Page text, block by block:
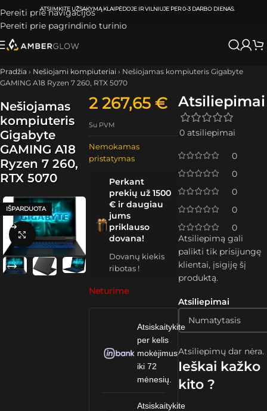
Pereiti prie navigacijos
Pereiti prie pagrindinio turinio
ATSIIMKITE UŽSAKYMĄKLAIPĖDOJE IR VILNIUJEPER0-3 DARBO DIENAS.
Pradžia › Nešiojami kompiuteriai › Nešiojamas kompiuteris Gigabyte
GAMING A18 Ryzen 7 260, RTX 5070
Nešiojamas
kompiuteris
Gigabyte
GAMING A18
Ryzen 7 260,
RTX 5070
IŠPARDUOTA
Spustelėkite, kad padidintumėte
2 267,65€
Su PVM
Nemokamas
pristatymas
Perkant
prekių už 1500
€ ir daugiau
jums
priklauso
dovana!
Dovanų kiekis
ribotas !
Neturime
Atsiskaitykite
per kelis
mokėjimus
iki 72
mėnesių.
Atsiskaitykite
Atsiliepimai
0 atsiliepimai
0
0
0
0
0
Atsiliepimai
Atsiliepimų dar nėra.
Atsiliepimą gali
palikti tik prisijungę
klientai, įsigiję šį
produktą.
Ieškai kažko
kito ?